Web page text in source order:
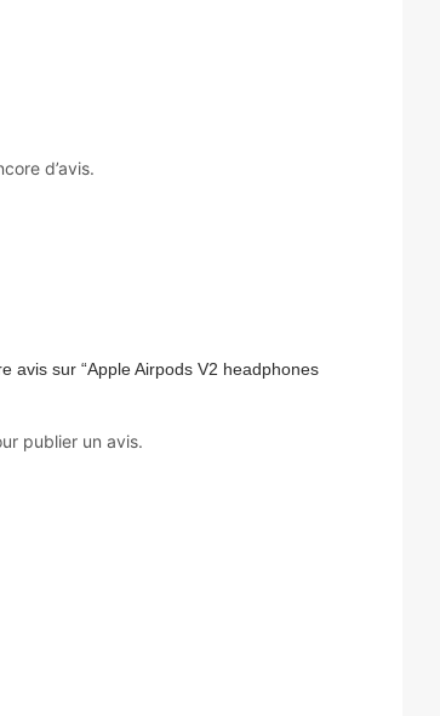
d’avis.
avis sur “Apple Airpods V2 headphones
publier un avis.